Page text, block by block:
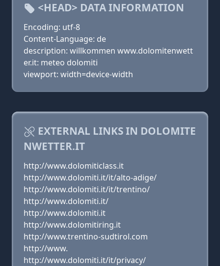
<HEAD> DATA INFORMATION
Encoding: utf-8
Content-Language: de
description: willkommen www.dolomitenwett
er.it: meteo dolomiti
viewport: width=device-width
EXTERNAL LINKS IN DOLOMITE
NWETTER.IT
http://www.dolomiticlass.it
http://www.dolomiti.it/it/alto-adige/
http://www.dolomiti.it/it/trentino/
http://www.dolomiti.it/
http://www.dolomiti.it
http://www.dolomitiring.it
http://www.trentino-sudtirol.com
http://www.
http://www.dolomiti.it/it/privacy/